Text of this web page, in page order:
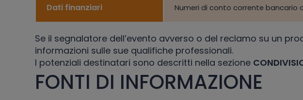
Dati finanziari Numeri di conto corrente bancario
Se il segnalatore dell’evento avverso o del reclamo su un
informazioni sulle sue qualifiche professionali.
I potenziali destinatari sono descritti nella sezione
FONTI DI INFORMAZIONE